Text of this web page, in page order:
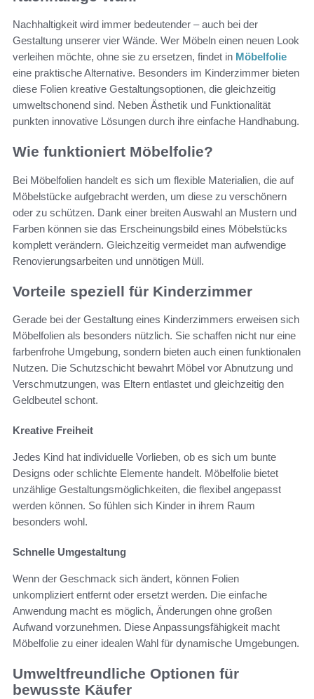
Nachhaltigkeit wird immer bedeutender – auch bei der
Gestaltung unserer vier Wände. Wer Möbeln einen neuen Look
verleihen möchte, ohne sie zu ersetzen, findet in Möbelfolie
eine praktische Alternative. Besonders im Kinderzimmer bieten
diese Folien kreative Gestaltungsoptionen, die gleichzeitig
umweltschonend sind. Neben Ästhetik und Funktionalität
punkten innovative Lösungen durch ihre einfache Handhabung.
Wie funktioniert Möbelfolie?
Bei Möbelfolien handelt es sich um flexible Materialien, die auf
Möbelstücke aufgebracht werden, um diese zu verschönern
oder zu schützen. Dank einer breiten Auswahl an Mustern und
Farben können sie das Erscheinungsbild eines Möbelstücks
komplett verändern. Gleichzeitig vermeidet man aufwendige
Renovierungsarbeiten und unnötigen Müll.
Vorteile speziell für Kinderzimmer
Gerade bei der Gestaltung eines Kinderzimmers erweisen sich
Möbelfolien als besonders nützlich. Sie schaffen nicht nur eine
farbenfrohe Umgebung, sondern bieten auch einen funktionalen
Nutzen. Die Schutzschicht bewahrt Möbel vor Abnutzung und
Verschmutzungen, was Eltern entlastet und gleichzeitig den
Geldbeutel schont.
Kreative Freiheit
Jedes Kind hat individuelle Vorlieben, ob es sich um bunte
Designs oder schlichte Elemente handelt. Möbelfolie bietet
unzählige Gestaltungsmöglichkeiten, die flexibel angepasst
werden können. So fühlen sich Kinder in ihrem Raum
besonders wohl.
Schnelle Umgestaltung
Wenn der Geschmack sich ändert, können Folien
unkompliziert entfernt oder ersetzt werden. Die einfache
Anwendung macht es möglich, Änderungen ohne großen
Aufwand vorzunehmen. Diese Anpassungsfähigkeit macht
Möbelfolie zu einer idealen Wahl für dynamische Umgebungen.
Umweltfreundliche Optionen für
bewusste Käufer